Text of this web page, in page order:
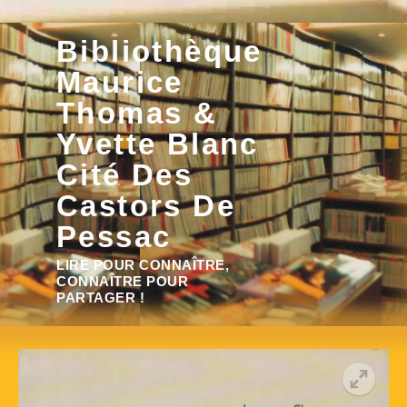
Aller
au
contenuBibliothèque
Maurice
Thomas &
Yvette Blanc
Cité Des
Castors De
Pessac
LIRE POUR CONNAÎTRE,
CONNAÎTRE POUR
PARTAGER !
Rechercher :